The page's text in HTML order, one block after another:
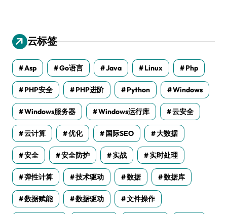
云标签
Asp Go语言 Java Linux Php
PHP安全 PHP进阶 Python Windows
Windows服务器 Windows运行库 云安全
云计算 优化 国际SEO 大数据
安全 安全防护 实战 实时处理
弹性计算 技术驱动 数据 数据库
数据赋能 数据驱动 文件操作